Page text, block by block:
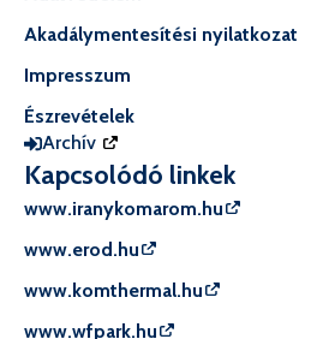
Akadálymentesítési nyilatkozat
Impresszum
Észrevételek
Archív
Kapcsolódó linkek
www.iranykomarom.hu
www.erod.hu
www.komthermal.hu
www.wfpark.hu